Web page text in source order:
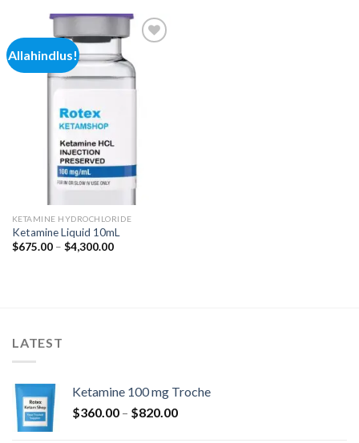
Allahindlus!
Add to
wishlist
KETAMINE HYDROCHLORIDE
Ketamine Liquid 10mL
$675.00 – $4,300.00Hinnavahemik:
LATEST
Ketamine 100 mg Troche
$360.00 – $820.00Hinnavahemik: